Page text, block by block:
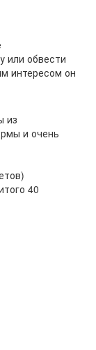
или обвести
интересом он
из
и очень
40